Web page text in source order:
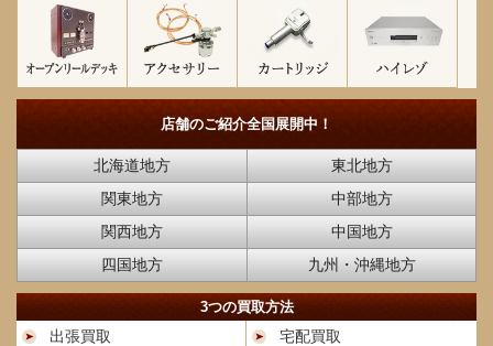
店舗のご紹介全国展開中！
北海道地方
東北地方
関東地方
中部地方
関西地方
中国地方
四国地方
九州・沖縄地方
3つの買取方法
出張買取
宅配買取